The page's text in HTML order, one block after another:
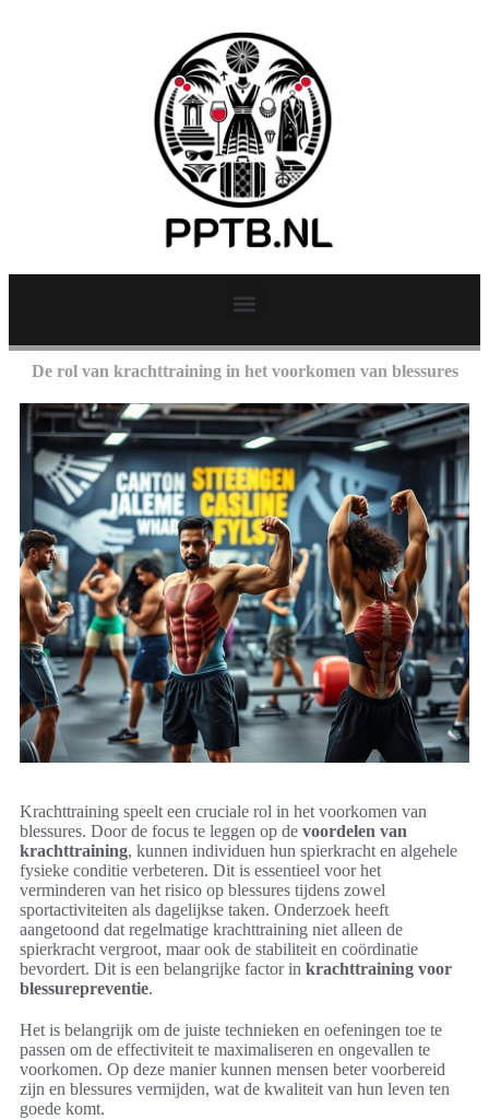
De rol van krachttraining in het voorkomen van blessures
Krachttraining speelt een cruciale rol in het voorkomen van
blessures. Door de focus te leggen op de voordelen van
krachttraining, kunnen individuen hun spierkracht en algehele
fysieke conditie verbeteren. Dit is essentieel voor het
verminderen van het risico op blessures tijdens zowel
sportactiviteiten als dagelijkse taken. Onderzoek heeft
aangetoond dat regelmatige krachttraining niet alleen de
spierkracht vergroot, maar ook de stabiliteit en coördinatie
bevordert. Dit is een belangrijke factor in krachttraining voor
blessurepreventie.
Het is belangrijk om de juiste technieken en oefeningen toe te
passen om de effectiviteit te maximaliseren en ongevallen te
voorkomen. Op deze manier kunnen mensen beter voorbereid
zijn en blessures vermijden, wat de kwaliteit van hun leven ten
goede komt.